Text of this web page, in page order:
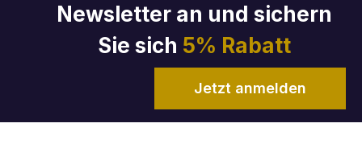
Newsletter an und sichern
Sie sich 5% Rabatt
Jetzt anmelden